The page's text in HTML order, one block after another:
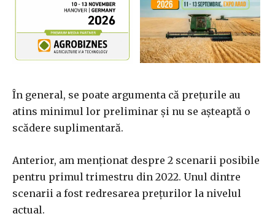
În general, se poate argumenta că prețurile au
atins minimul lor preliminar și nu se așteaptă o
scădere suplimentară.
Anterior, am menționat despre 2 scenarii posibile
pentru primul trimestru din 2022. Unul dintre
scenarii a fost redresarea prețurilor la nivelul
actual.